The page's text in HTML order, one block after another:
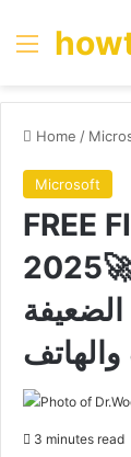
Menu
Home /
Microsoft
FREE
النسخة التي يبحث عنها
3 minutes read